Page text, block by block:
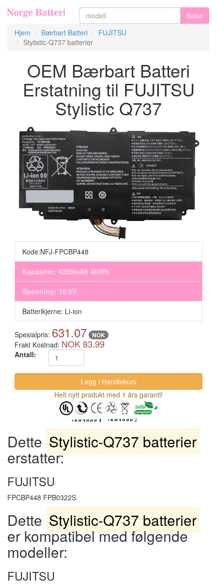
Søke
Hjem
Bærbart Batteri
FUJITSU
Stylistic-Q737 batterier
OEM Bærbart Batteri
Erstatning til FUJITSU
Stylistic Q737
Kode:NFJ-FPCBP448
Kapasitet: 4250mAh 46Wh
Spenning: 10.8V
Batterikjerne: Li-ion
Spesialpris: 631.07 NOK
Frakt Kostnad: NOK 83.99
Antall:
Helt nytt produkt med 1 års garanti!
Dette Stylistic-Q737 batterier
erstatter:
FUJITSU
FPCBP448 FPB0322S
Dette Stylistic-Q737 batterier
er kompatibel med følgende
modeller:
FUJITSU